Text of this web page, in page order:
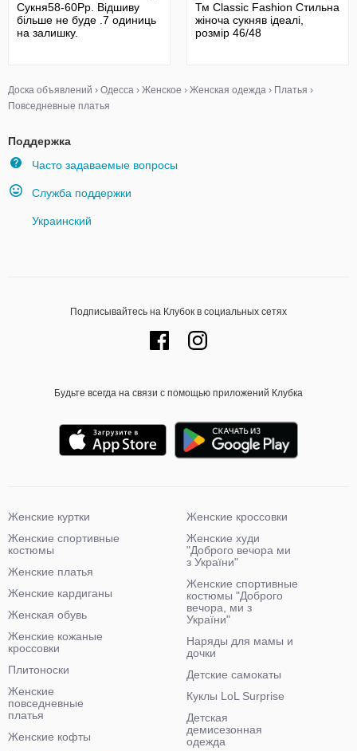
Сукня58-60Рр. Відшиву
більше не буде .7 одиниць
на залишку.
Тм Classic Fashion Стильна
жіноча сукняв ідеалі,
розмір 46/48
Доска объявлений › Одесса › Женское › Женская одежда › Платья ›
Повседневные платья
Поддержка
Часто задаваемые вопросы
Служба поддержки
Украинский
Подписывайтесь на Клубок в социальных сетях
Будьте всегда на связи с помощью приложений Клубка
Женские куртки
Женские спортивные
костюмы
Женские платья
Женские кардиганы
Женская обувь
Женские кожаные
кроссовки
Плитоноски
Женские
повседневные
платья
Женские кофты
Женские кроссовки
Женские худи
"Доброго вечора ми
з України"
Женские спортивные
костюмы "Доброго
вечора, ми з
України"
Наряды для мамы и
дочки
Детские самокаты
Куклы LoL Surprise
Детская
демисезонная
одежда